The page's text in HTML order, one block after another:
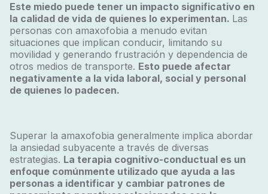
Este miedo puede tener un impacto significativo en
la calidad de vida de quienes lo experimentan. Las
personas con amaxofobia a menudo evitan
situaciones que implican conducir, limitando su
movilidad y generando frustración y dependencia de
otros medios de transporte. Esto puede afectar
negativamente a la vida laboral, social y personal
de quienes lo padecen.
Superar la amaxofobia generalmente implica abordar
la ansiedad subyacente a través de diversas
estrategias. La terapia cognitivo-conductual es un
enfoque comúnmente utilizado que ayuda a las
personas a identificar y cambiar patrones de